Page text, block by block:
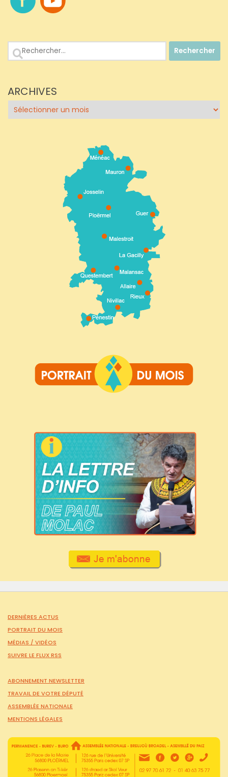
Rechercher :
ARCHIVES
Archives
DERNIÈRES ACTUS
PORTRAIT DU MOIS
MÉDIAS / VIDÉOS
SUIVRE LE FLUX RSS
ABONNEMENT NEWSLETTER
TRAVAIL DE VOTRE DÉPUTÉ
ASSEMBLÉE NATIONALE
MENTIONS LÉGALES